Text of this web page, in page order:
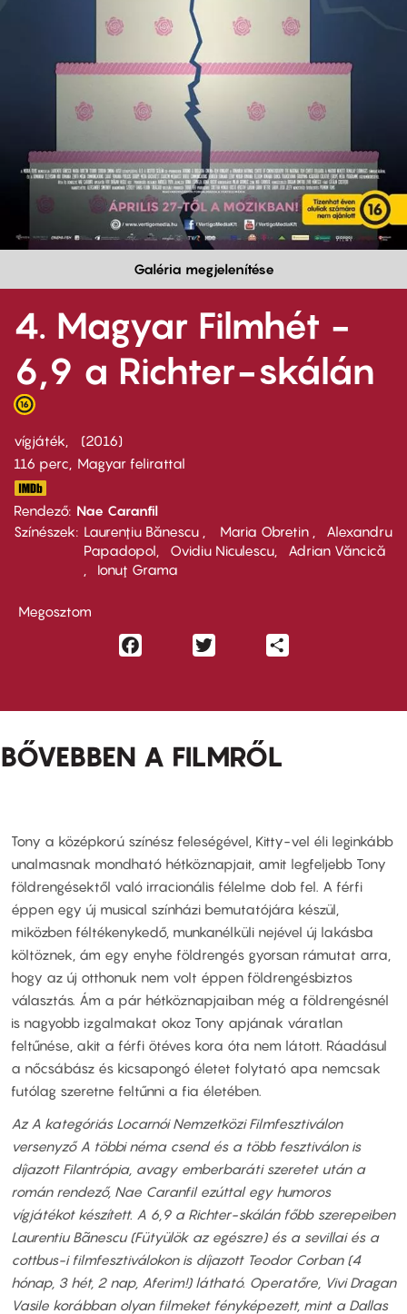
Galéria megjelenítése
4. Magyar Filmhét -
6,9 a Richter-skálán
vígjáték
2016
116 perc,
Magyar felirattal
Rendező Nae Caranfil
Színészek
Laurenţiu Bănescu Maria Obretin
Alexandru
Papadopol
Ovidiu Niculescu
Adrian Văncică
Ionuţ Grama
Megosztom
Facebook
BŐVEBBEN A FILMRŐL
Tony a középkorú színész feleségével, Kitty-vel éli leginkább
unalmasnak mondható hétköznapjait, amit legfeljebb Tony
földrengésektől való irracionális félelme dob fel. A férfi
éppen egy új musical színházi bemutatójára készül,
miközben féltékenykedő, munkanélküli nejével új lakásba
költöznek, ám egy enyhe földrengés gyorsan rámutat arra,
hogy az új otthonuk nem volt éppen földrengésbiztos
választás. Ám a pár hétköznapjaiban még a földrengésnél
is nagyobb izgalmakat okoz Tony apjának váratlan
feltűnése, akit a férfi ötéves kora óta nem látott. Ráadásul
a nőcsábász és kicsapongó életet folytató apa nemcsak
futólag szeretne feltűnni a fia életében.
Az A kategóriás Locarnói Nemzetközi Filmfesztiválon
versenyző A többi néma csend és a több fesztiválon is
díjazott Filantrópia, avagy emberbaráti szeretet után a
román rendező, Nae Caranfil ezúttal egy humoros
vígjátékot készített. A 6,9 a Richter-skálán főbb szerepeiben
Laurentiu Bãnescu (Fütyülök az egészre) és a sevillai és a
cottbus-i filmfesztiválokon is díjazott Teodor Corban (4
hónap, 3 hét, 2 nap, Aferim!) látható. Operatőre, Vivi Dragan
Vasile korábban olyan filmeket fényképezett, mint a Dallas